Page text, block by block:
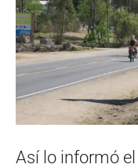
Así lo informó